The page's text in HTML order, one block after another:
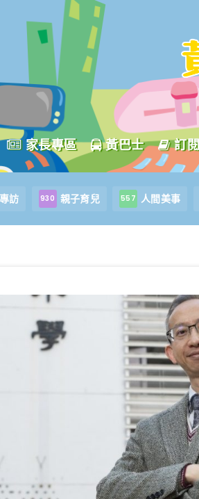
家長專區 黃巴士 訂閱
訪 930 親子育兒 557 人間美事